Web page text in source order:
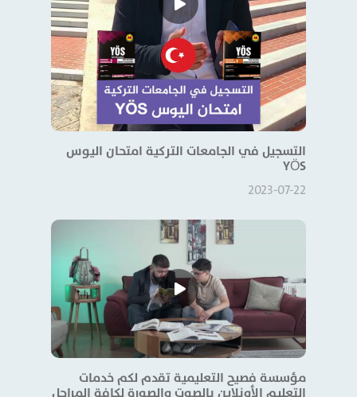
التسجيل في الجامعات التركية امتحان اليوس
YÖS
2023-07-22
مؤسسة فصيح التعليمية تقدم لكم خدمات